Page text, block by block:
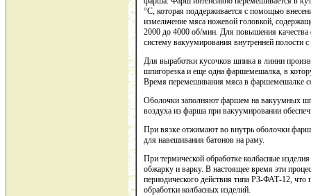
°С, которая поддерживается с помощью
измельчение мяса ножевой головкой,
2000 до 4000 об/мин. Для повышения качества
систему вакуумирования внутренней
Для выработки кусочков шпика в линии
шпигорезка и еще одна фаршемешалка, в
Время перемешивания мяса в фаршемешалке
Оболочки заполняют фаршем на вакуумных
воздуха из фарша при вакуумировании
При вязке отжимают во внутрь оболочки
для навешивания батонов на раму.
При термической обработке колбасные
обжарку и варку. В настоящее время эти
периодического действия типа РЗ-ФАТ-12, что
обработки колбасных изделий.